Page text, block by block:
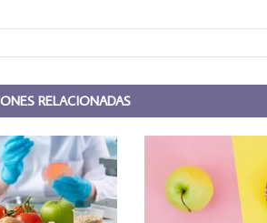
RELACIONADAS